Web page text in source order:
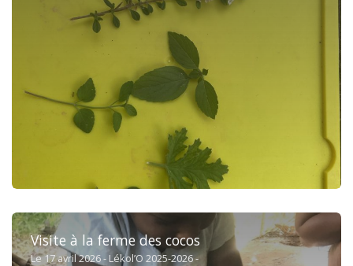
Visite à la ferme des cocos
Le 17 avril 2026 - Lékol’O 2025-2026 -